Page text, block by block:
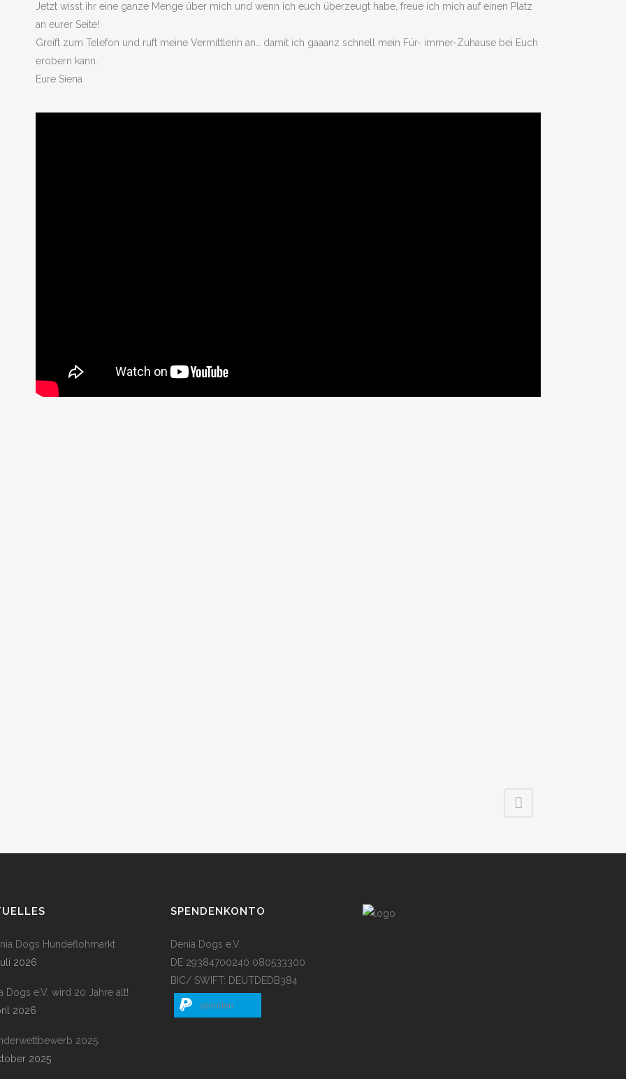
Jetzt wisst ihr eine ganze Menge über mich und wenn ich euch überzeugt habe, freue ich mich auf einen Platz
an eurer Seite!
Greift zum Telefon und ruft meine Vermittlerin an… damit ich gaaanz schnell mein Für- immer-Zuhause bei Euch
erobern kann.
Eure Siena
Dogs Hundeflohmarkt
2026
Dogs e.V. wird 20 Jahre alt!
2026
2025
2025
SPENDENKONTO
Denia Dogs e.V.
DE 29384700240 080533300
BIC/ SWIFT: DEUTDEDB384
spenden